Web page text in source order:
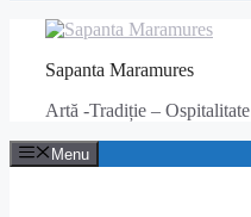
Sapanta Maramures
Artă -Tradiție – Ospitalitate
Menu